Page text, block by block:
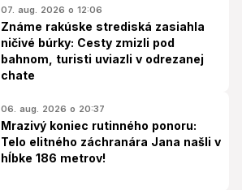
07. aug. 2026 o 12:06
Známe rakúske strediská zasiahla
ničivé búrky: Cesty zmizli pod
bahnom, turisti uviazli v odrezanej
chate
06. aug. 2026 o 20:37
Mrazivý koniec rutinného ponoru:
Telo elitného záchranára Jana našli v
hĺbke 186 metrov!